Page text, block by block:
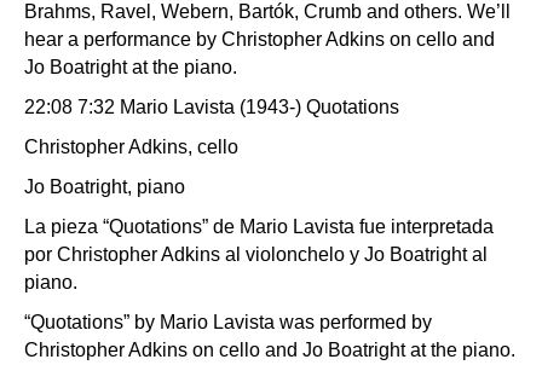
Brahms, Ravel, Webern, Bartók, Crumb and others. We’ll
hear a performance by Christopher Adkins on cello and
Jo Boatright at the piano.
22:08 7:32 Mario Lavista (1943-) Quotations
Christopher Adkins, cello
Jo Boatright, piano
La pieza “Quotations” de Mario Lavista fue interpretada
por Christopher Adkins al violonchelo y Jo Boatright al
piano.
“Quotations” by Mario Lavista was performed by
Christopher Adkins on cello and Jo Boatright at the piano.